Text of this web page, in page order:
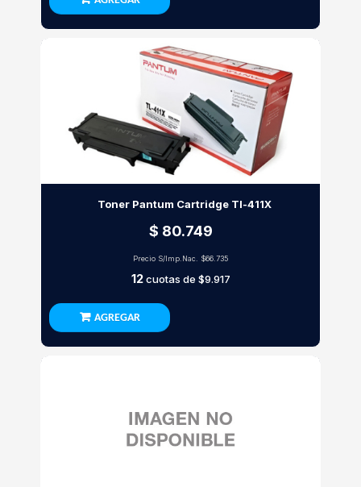
Toner Pantum Cartridge Tl-411X
$ 80.749
Precio S/Imp.Nac. $66.735
12cuotas de $9.917
AGREGAR